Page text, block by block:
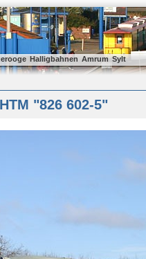
Halligbahnen Amrum Sylt
"826 602-5"